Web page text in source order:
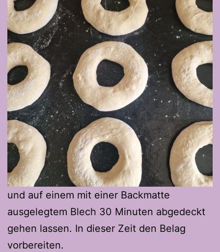
und auf einem mit einer Backmatte
ausgelegtem Blech 30 Minuten abgedeckt
gehen lassen. In dieser Zeit den Belag
vorbereiten.